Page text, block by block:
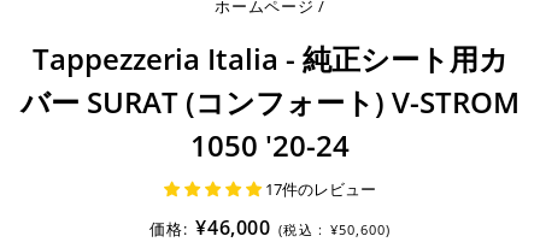
ホームページ /
Tappezzeria Italia - 純正シート用カ
バー SURAT (コンフォート) V-STROM
1050 '20-24
17件のレビュー
価格: ¥46,000 (税込 : ¥50,600)